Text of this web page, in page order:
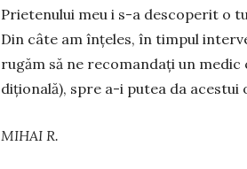
Prietenului meu i s-a des­co­­perit o
Din câte am înțeles, în timpul
rugăm să ne recomandați un
di­țională), spre a-i putea da acestui
MIHAI R.